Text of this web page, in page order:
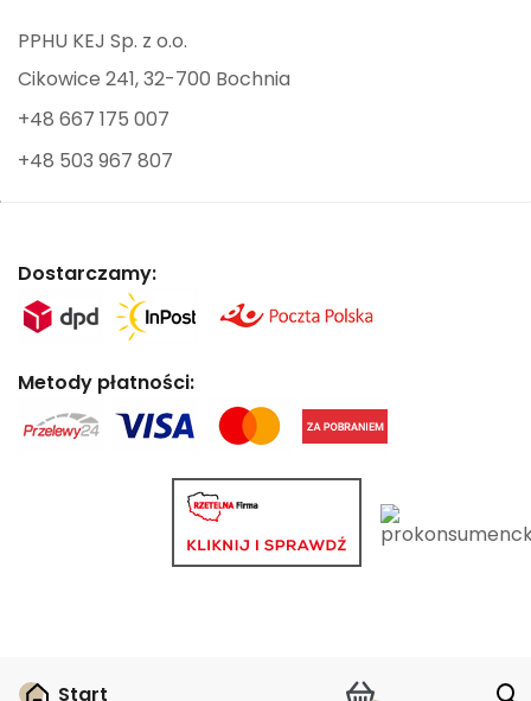
Start
PPHU KEJ Sp. z o.o.
Cikowice 241, 32-700 Bochnia
+48 667 175 007
+48 503 967 807
Dostarczamy:
Metody płatności: